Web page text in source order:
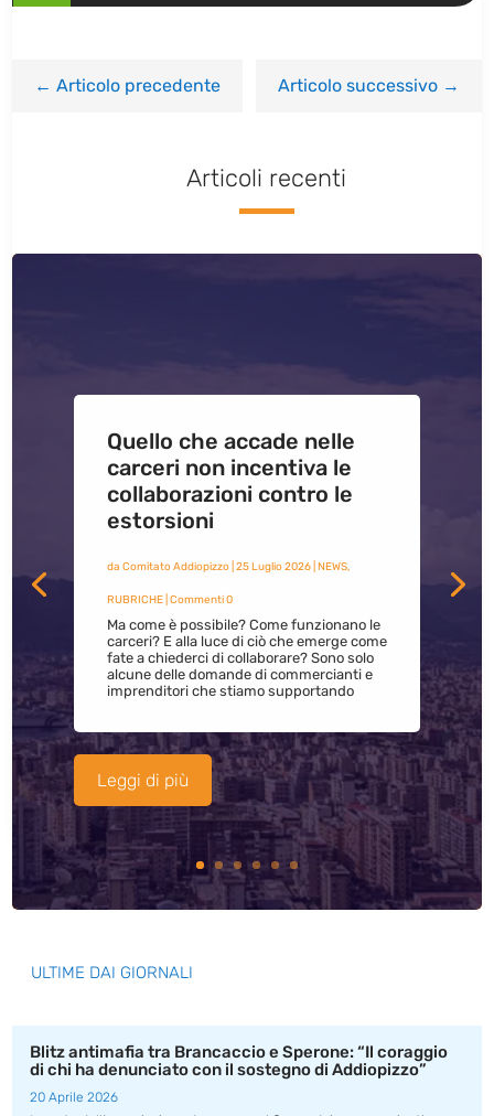
←Articolo precedente Articolo successivo→
Articoli recenti
Quello che accade nelle
carceri non incentiva le
collaborazioni contro le
estorsioni
da Comitato Addiopizzo| 25 Luglio 2026| NEWS,
RUBRICHE| Commenti 0
Ma come è possibile? Come funzionano le
carceri? E alla luce di ciò che emerge come
fate a chiederci di collaborare? Sono solo
alcune delle domande di commercianti e
imprenditori che stiamo supportando
Leggi di più
ULTIME DAI GIORNALI
Blitz antimafia tra Brancaccio e Sperone: “Il coraggio
di chi ha denunciato con il sostegno di Addiopizzo”
20 Aprile 2026